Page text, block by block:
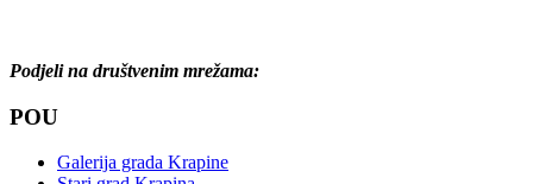
Podjeli na društvenim mrežama:
POU
Galerija grada Krapine